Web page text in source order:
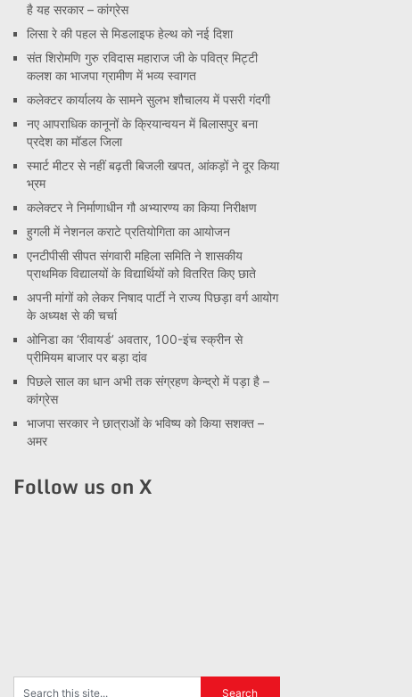
है यह सरकार – कांग्रेस
लिसा रे की पहल से मिडलाइफ हेल्थ को नई दिशा
संत शिरोमणि गुरु रविदास महाराज जी के पवित्र मिट्टी
कलश का भाजपा ग्रामीण में भव्य स्वागत
कलेक्टर कार्यालय के सामने सुलभ शौचालय में पसरी गंदगी
नए आपराधिक कानूनों के क्रियान्वयन में बिलासपुर बना
प्रदेश का मॉडल जिला
स्मार्ट मीटर से नहीं बढ़ती बिजली खपत, आंकड़ों ने दूर किया
भ्रम
कलेक्टर ने निर्माणाधीन गौ अभ्यारण्य का किया निरीक्षण
हुगली में नेशनल कराटे प्रतियोगिता का आयोजन
एनटीपीसी सीपत संगवारी महिला समिति ने शासकीय
प्राथमिक विद्यालयों के विद्यार्थियों को वितरित किए छाते
अपनी मांगों को लेकर निषाद पार्टी ने राज्य पिछड़ा वर्ग आयोग
के अध्यक्ष से की चर्चा
ओनिडा का ‘रीवायर्ड’ अवतार, 100-इंच स्क्रीन से
प्रीमियम बाजार पर बड़ा दांव
पिछले साल का धान अभी तक संग्रहण केन्द्रो में पड़ा है –
कांग्रेस
भाजपा सरकार ने छात्राओं के भविष्य को किया सशक्त –
अमर
Follow us on X